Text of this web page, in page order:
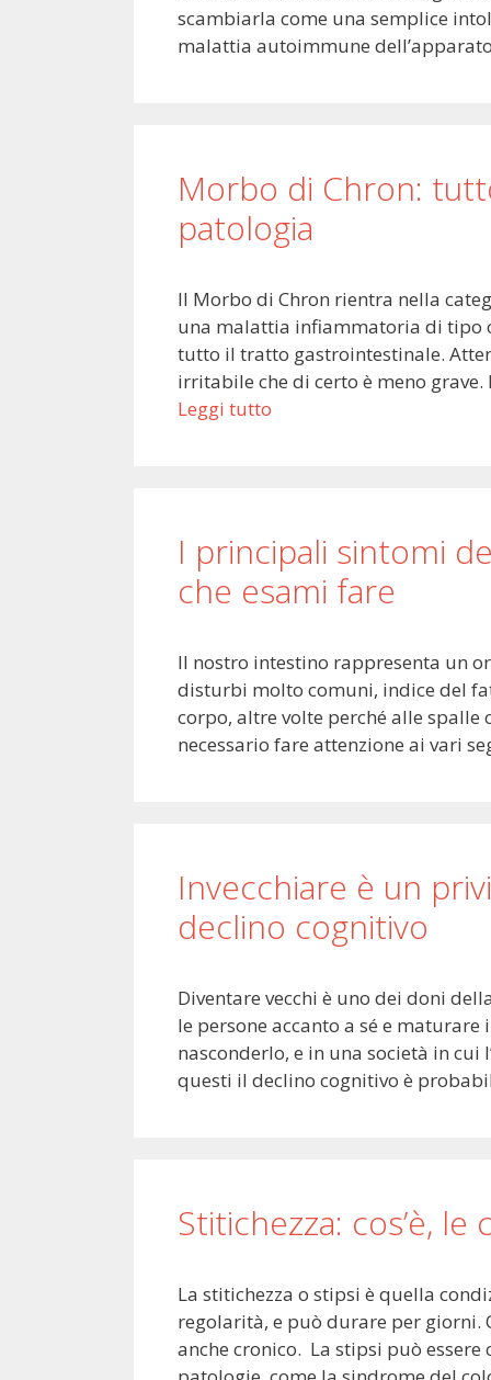
scambiarla come una semplice
malattia autoimmune
Morbo di Chron:
patologia
Il Morbo di Chron rientra nella
una malattia infiammatoria di tipo
tutto il tratto gastrointestinale.
irritabile che di certo è meno
Leggi tutto
I principali sintomi
che esami fare
Il nostro intestino rappresenta un
disturbi molto comuni, indice del
corpo, altre volte perché alle spalle
necessario fare attenzione ai vari
Invecchiare è un
declino cognitivo
Diventare vecchi è uno dei doni
le persone accanto a sé e
nasconderlo, e in una società in
questi il declino cognitivo è
Stitichezza: cos’è, le
La stitichezza o stipsi è quella
regolarità, e può durare per giorni.
anche cronico. La stipsi può